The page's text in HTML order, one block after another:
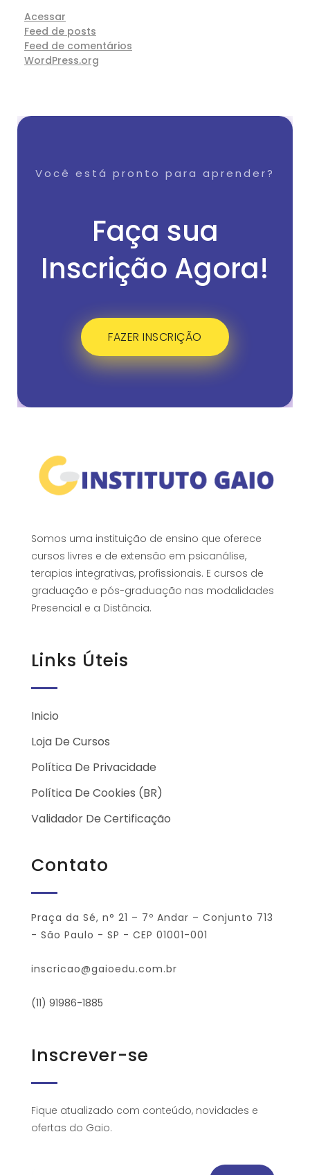
Acessar
Feed de posts
Feed de comentários
WordPress.org
Você está pronto para aprender?
Faça sua
Inscrição Agora!
FAZER INSCRIÇÃO
Somos uma instituição de ensino que oferece
cursos livres e de extensão em psicanálise,
terapias integrativas, profissionais. E cursos de
graduação e pós-graduação nas modalidades
Presencial e a Distância.
Links Úteis
Inicio
Loja De Cursos
Política De Privacidade
Política De Cookies (BR)
Validador De Certificação
Contato
Praça da Sé, n° 21 – 7º Andar – Conjunto 713
- São Paulo - SP - CEP 01001-001
inscricao@gaioedu.com.br
(11) 91986-1885
Inscrever-se
Fique atualizado com conteúdo, novidades e
ofertas do Gaio.